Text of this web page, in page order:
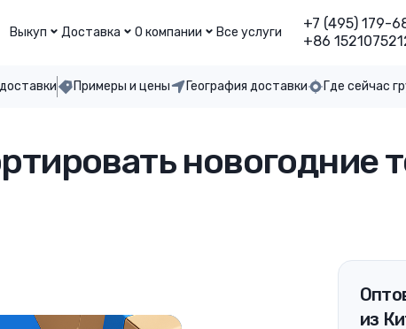
Выкуп Доставка О компании Все услуги
+7 (495) 179-
+86
Примеры и цены География доставки Где сейчас
новогодние
из